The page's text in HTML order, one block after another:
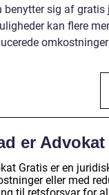
benytter sig af
kan flere
er
Gratis er en
eller med